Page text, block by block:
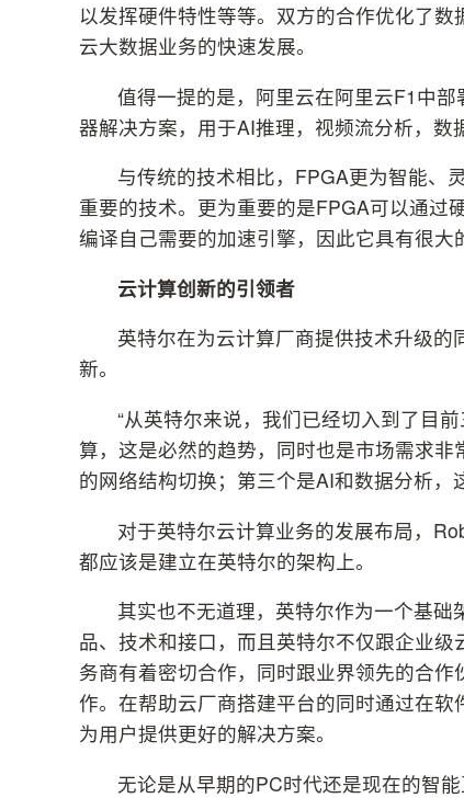
以发挥硬件特性等等。双方的合作优化了
云大数据业务的快速发展。
值得一提的是，阿里云在阿里云F1中
器解决方案，用于AI推理，视频流分析，数
与传统的技术相比，FPGA更为智能、
重要的技术。更为重要的是FPGA可以通过
编译自己需要的加速引擎，因此它具有很大
云计算创新的引领者
英特尔在为云计算厂商提供技术升级
新。
“从英特尔来说，我们已经切入到了目
算，这是必然的趋势，同时也是市场需求
的网络结构切换；第三个是AI和数据分析
对于英特尔云计算业务的发展布局，
都应该是建立在英特尔的架构上。
其实也不无道理，英特尔作为一个基
品、技术和接口，而且英特尔不仅跟企业
务商有着密切合作，同时跟业界领先的合
作。在帮助云厂商搭建平台的同时通过在软
为用户提供更好的解决方案。
无论是从早期的PC时代还是现在的智